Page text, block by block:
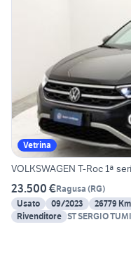
Vetrina
VOLKSWAGEN T-Roc 1ª
23.500 €Ragusa (RG)
Usato
09/2023 26779 Km
Rivenditore ST SERGIO